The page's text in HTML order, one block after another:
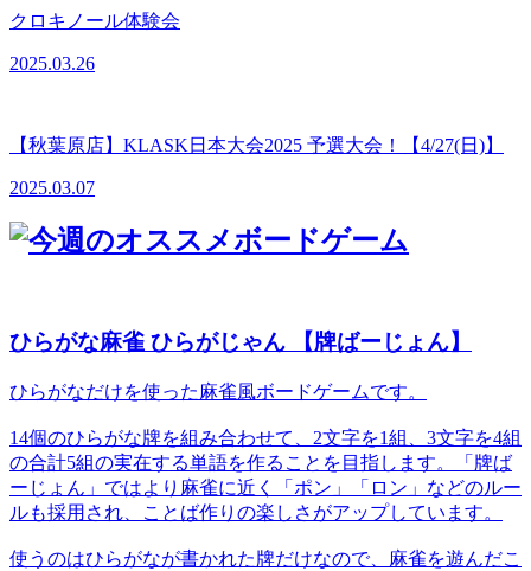
クロキノール体験会
2025.03.26
【秋葉原店】KLASK日本大会2025 予選大会！【4/27(日)】
2025.03.07
ひらがな麻雀 ひらがじゃん 【牌ばーじょん】
ひらがなだけを使った麻雀風ボードゲームです。
14個のひらがな牌を組み合わせて、2文字を1組、3文字を4組
の合計5組の実在する単語を作ることを目指します。「牌ば
ーじょん」ではより麻雀に近く「ポン」「ロン」などのルー
ルも採用され、ことば作りの楽しさがアップしています。
使うのはひらがなが書かれた牌だけなので、麻雀を遊んだこ